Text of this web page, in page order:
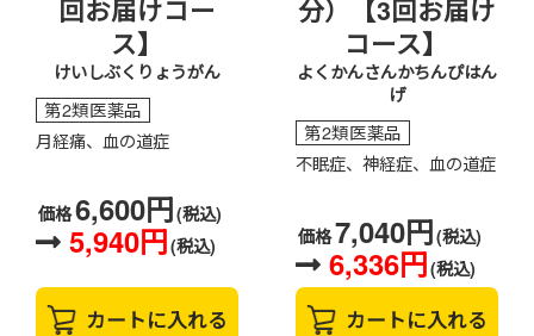
回お届けコー
ス】
けいしぶくりょうがん
第2類医薬品
月経痛、血の道症
価格6,600円(税込)
5,940円(税込)
カートに入れる
分）【3回お届け
コース】
よくかんさんかちんぴはん
げ
第2類医薬品
不眠症、神経症、血の道症
価格7,040円(税込)
6,336円(税込)
カートに入れる